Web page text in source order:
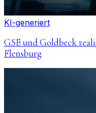
KI-generiert
GSE und Goldbeck
Flensburg